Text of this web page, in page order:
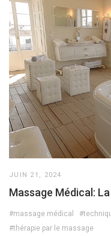
JUIN 21, 2024
Massage Médical:
#massage médical
#thérapie par le massage